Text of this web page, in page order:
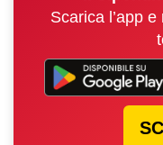
Scarica l’app